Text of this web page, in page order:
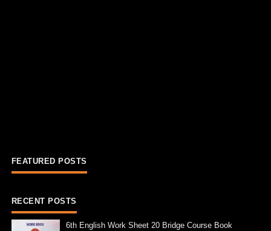
FEATURED POSTS
RECENT POSTS
6th English Work Sheet 20 Bridge Course Book